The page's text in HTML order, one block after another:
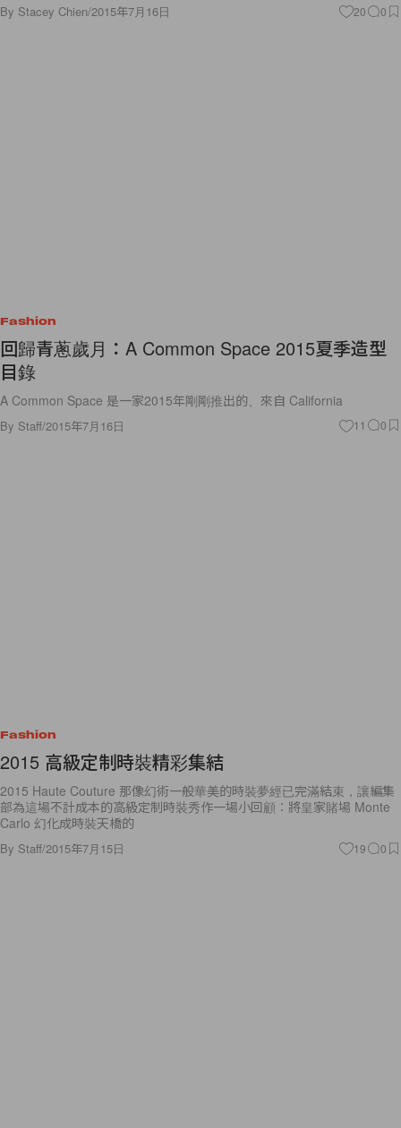
By Stacey Chien/2015年7月16日 20 0
Fashion
回歸青蔥歲月：A Common Space 2015夏季造型
目錄
A Common Space 是一家2015年剛剛推出的、來自 California
By Staff/2015年7月16日 11 0
Fashion
2015 高級定制時裝精彩集結
2015 Haute Couture 那像幻術一般華美的時裝夢經已完滿結束，讓編集
部為這場不計成本的高級定制時裝秀作一場小回顧︰將皇家賭場 Monte
Carlo 幻化成時裝天橋的
By Staff/2015年7月15日 19 0